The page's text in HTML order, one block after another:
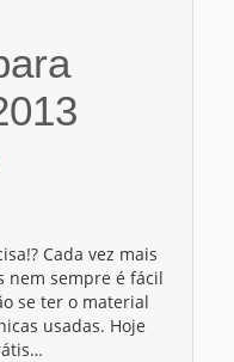
Cada vez mais
nem sempre é fácil
se ter o material
usadas. Hoje